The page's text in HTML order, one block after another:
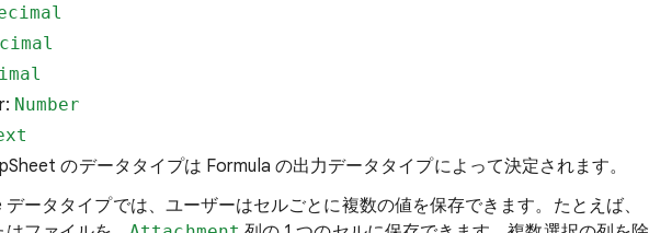
Number
のデータタイプは Formula の出力データタイプによって決定されます。
ータタイプでは、ユーザーはセルごとに複数の値を保存できます。たとえば、